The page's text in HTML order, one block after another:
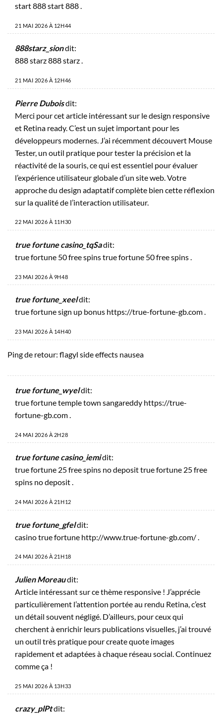
start 888start 888.
21 MAI 2026 À 12H44
888starz_siondit:
888 starz888 starz.
21 MAI 2026 À 12H46
Pierre Duboisdit:
Merci pour cet article intéressant sur le design responsive
et Retina ready. C’est un sujet important pour les
développeurs modernes. J’ai récemment découvert Mouse
Tester, un outil pratique pour tester la précision et la
réactivité de la souris, ce qui est essentiel pour évaluer
l’expérience utilisateur globale d’un site web. Votre
approche du design adaptatif complète bien cette réflexion
sur la qualité de l’interaction utilisateur.
22 MAI 2026 À 11H30
true fortune casino_tqSadit:
true fortune 50 free spinstrue fortune 50 free spins.
23 MAI 2026 À 9H48
true fortune_xeeldit:
true fortune sign up bonus https://true-fortune-gb.com.
23 MAI 2026 À 14H40
Ping de retour: flagyl side effects nausea
true fortune_wyeldit:
true fortune temple town sangareddy https://true-
fortune-gb.com
24 MAI 2026 À 2H28
true fortune casino_iemidit:
true fortune 25 free spins no deposittrue fortune 25 free
spins no deposit.
24 MAI 2026 À 21H12
true fortune_gfeldit:
casino true fortune http://www.true-fortune-gb.com/
24 MAI 2026 À 21H18
Julien Moreaudit:
Article intéressant sur ce thème responsive ! J’apprécie
particulièrement l’attention portée au rendu Retina, c’est
un détail souvent négligé. D’ailleurs, pour ceux qui
cherchent à enrichir leurs publications visuelles, j’ai trouvé
un outil très pratique pourcreate quote images
rapidement et adaptées à chaque réseau social. Continuez
comme ça !
25 MAI 2026 À 13H33
crazy_plPtdit: